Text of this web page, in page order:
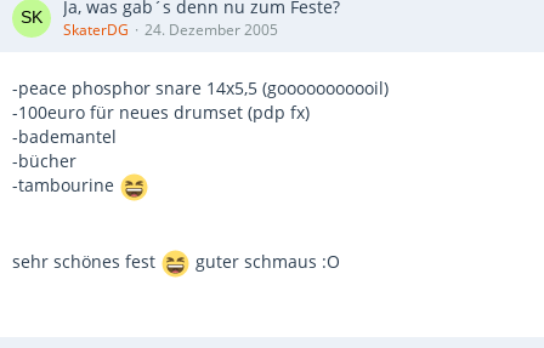
Ja, was gab´s denn nu zum Feste?
SkaterDG 24. Dezember 2005
-peace phosphor snare 14x5,5 (gooooooooooil)
-100euro für neues drumset (pdp fx)
-bademantel
-bücher
-tambourine
sehr schönes fest guter schmaus :O